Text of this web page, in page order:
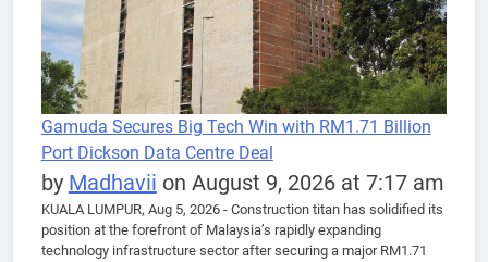
Gamuda Secures Big Tech Win with RM1.71 Billion
Port Dickson Data Centre Deal
by Madhavii on August 9, 2026 at 7:17 am
KUALA LUMPUR, Aug 5, 2026 - Construction titan has solidified its
position at the forefront of Malaysia’s rapidly expanding
technology infrastructure sector after securing a major RM1.71